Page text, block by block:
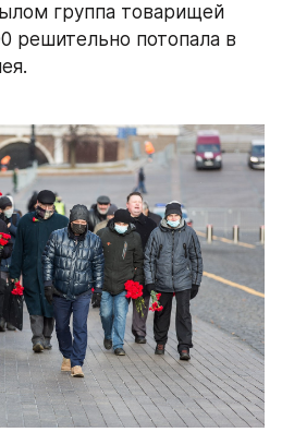
группа товарищей
решительно потопала в